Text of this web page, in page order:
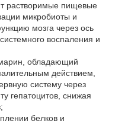
растворимые пищевые
микробиоты и
мозга через ось
воспаления и
обладающий
действием,
систему через
гепатоцитов, снижая
белков и